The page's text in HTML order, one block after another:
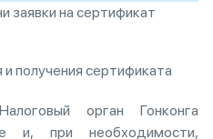
заявки на сертификат
получения сертификата
орган Гонконга
и, при необходимости,